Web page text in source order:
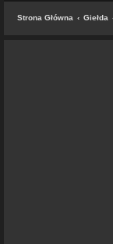
FAQ
Strona Główna Giełda